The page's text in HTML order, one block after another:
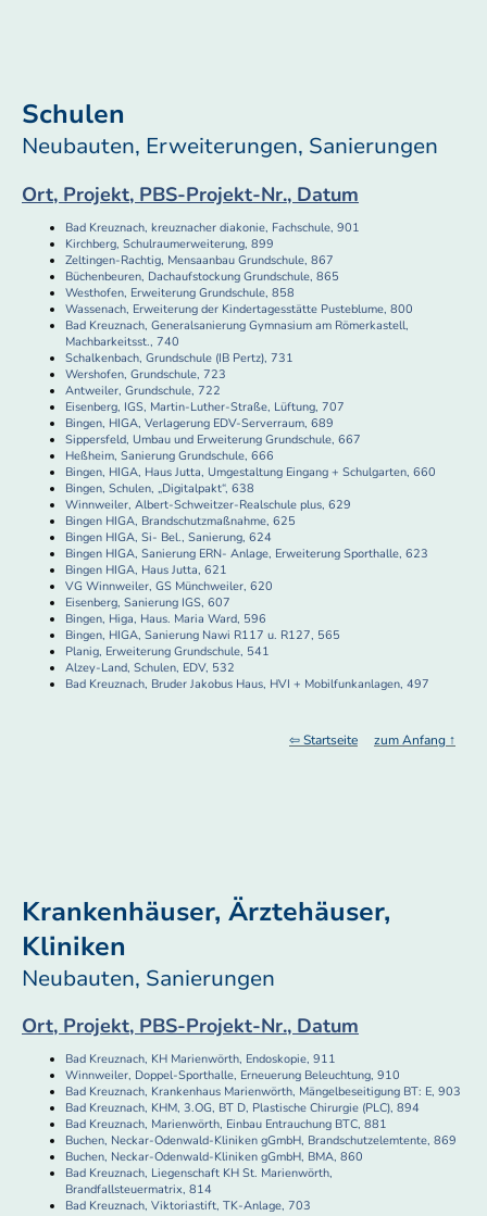
Schulen
Neubauten, Erweiterungen, Sanierungen
Ort, Projekt, PBS-Projekt-Nr., Datum
Bad Kreuznach, kreuznacher diakonie, Fachschule, 901
Kirchberg, Schulraumerweiterung, 899
Zeltingen-Rachtig, Mensaanbau Grundschule, 867
Büchenbeuren, Dachaufstockung Grundschule, 865
Westhofen, Erweiterung Grundschule, 858
Wassenach, Erweiterung der Kindertagesstätte Pusteblume, 800
Bad Kreuznach, Generalsanierung Gymnasium am Römerkastell,
Machbarkeitsst., 740
Schalkenbach, Grundschule (IB Pertz), 731
Wershofen, Grundschule, 723
Antweiler, Grundschule, 722
Eisenberg, IGS, Martin-Luther-Straße, Lüftung, 707
Bingen, HIGA, Verlagerung EDV-Serverraum, 689
Sippersfeld, Umbau und Erweiterung Grundschule, 667
Heßheim, Sanierung Grundschule, 666
Bingen, HIGA, Haus Jutta, Umgestaltung Eingang + Schulgarten, 660
Bingen, Schulen, „Digitalpakt“, 638
Winnweiler, Albert-Schweitzer-Realschule plus, 629
Bingen HIGA, Brandschutzmaßnahme, 625
Bingen HIGA, Si- Bel., Sanierung, 624
Bingen HIGA, Sanierung ERN- Anlage, Erweiterung Sporthalle, 623
Bingen HIGA, Haus Jutta, 621
VG Winnweiler, GS Münchweiler, 620
Eisenberg, Sanierung IGS, 607
Bingen, Higa, Haus. Maria Ward, 596
Bingen, HIGA, Sanierung Nawi R117 u. R127, 565
Planig, Erweiterung Grundschule, 541
Alzey-Land, Schulen, EDV, 532
Bad Kreuznach, Bruder Jakobus Haus, HVI + Mobilfunkanlagen, 497
⇦ Startseite zum Anfang ↑
Krankenhäuser, Ärztehäuser,
Kliniken
Neubauten, Sanierungen
Ort, Projekt, PBS-Projekt-Nr., Datum
Bad Kreuznach, KH Marienwörth, Endoskopie, 911
Winnweiler, Doppel-Sporthalle, Erneuerung Beleuchtung, 910
Bad Kreuznach, Krankenhaus Marienwörth, Mängelbeseitigung BT: E, 903
Bad Kreuznach, KHM, 3.OG, BT D, Plastische Chirurgie (PLC), 894
Bad Kreuznach, Marienwörth, Einbau Entrauchung BTC, 881
Buchen, Neckar-Odenwald-Kliniken gGmbH, Brandschutzelemtente, 869
Buchen, Neckar-Odenwald-Kliniken gGmbH, BMA, 860
Bad Kreuznach, Liegenschaft KH St. Marienwörth,
Brandfallsteuermatrix, 814
Bad Kreuznach, Viktoriastift, TK-Anlage, 703